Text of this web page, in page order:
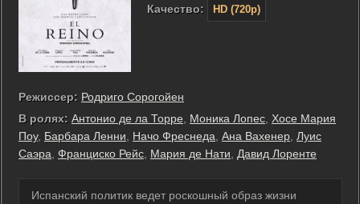
Качество:
HD (720p)
Режиссер: Родриго Сорогойен
В ролях: Антонио де ла Торре Моника Лопес Хосе Мария
Поу, Барбара Ленни Начо Фреснеда Ана Вахенер Луис
Саэра Франциско Рейс Мария де Нати Давид Лоренте
Испанский политик ведет роскошный образ жизни